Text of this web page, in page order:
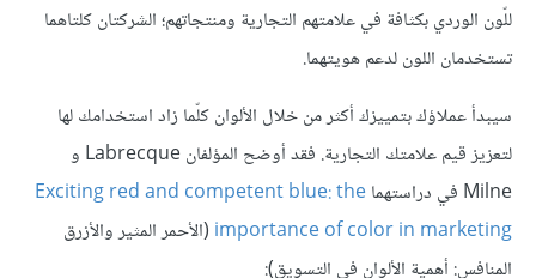
للّون الوردي بكثافة في علامتهم التجارية ومنتجاتهم؛ الشركتان كلتاهما
تستخدمان اللون لدعم هويتهما.
سيبدأ عملاؤك بتمييزك أكثر من خلال الألوان كلّما زاد استخدامك لها
لتعزيز قيم علامتك التجارية. فقد أوضح المؤلفان Labrecque و
Milne في دراستهما
Exciting red and competent blue: the
importance of color in marketing (الأحمر المثير والأزرق
المنافس: أهمية الألوان في التسويق):